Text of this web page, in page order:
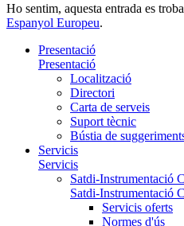
Ho sentim, aquesta entrada es
Espanyol Europeu.
Presentació
Presentació
Localització
Directori
Carta de serveis
Suport tècnic
Bústia de
Servicis
Servicis
Satdi-Instrumentació
Satdi-Instrumentació
Servicis oferts
Normes d'ús